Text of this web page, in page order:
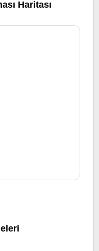
Haritası